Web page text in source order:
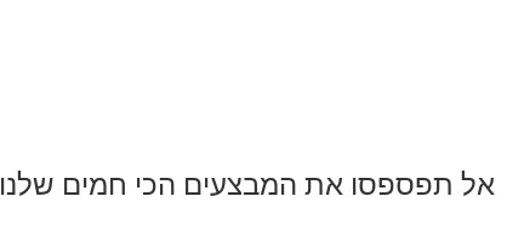
אל תפספסו את המבצעים הכי חמים שלנו